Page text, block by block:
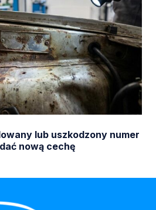
lub uszkodzony numer
nową cechę